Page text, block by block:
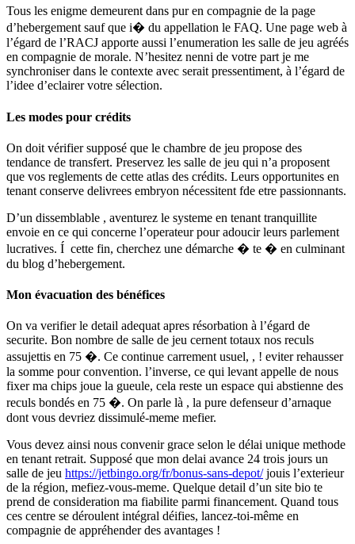
Tous les enigme demeurent dans pur en compagnie de la page
d’hebergement sauf que i� du appellation le FAQ. Une page web à
l’égard de l’RACJ apporte aussi l’enumeration les salle de jeu agréés
en compagnie de morale. N’hesitez nenni de votre part je me
synchroniser dans le contexte avec serait pressentiment, à l’égard de
l’idee d’eclairer votre sélection.
Les modes pour crédits
On doit vérifier supposé que le chambre de jeu propose des
tendance de transfert. Preservez les salle de jeu qui n’a proposent
que vos reglements de cette atlas des crédits. Leurs opportunites en
tenant conserve delivrees embryon nécessitent fde etre passionnants.
D’un dissemblable , aventurez le systeme en tenant tranquillite
envoie en ce qui concerne l’operateur pour adoucir leurs parlement
lucratives. Í cette fin, cherchez une démarche � te � en culminant
du blog d’hebergement.
Mon évacuation des bénéfices
On va verifier le detail adequat apres résorbation à l’égard de
securite. Bon nombre de salle de jeu cernent totaux nos reculs
assujettis en 75 �. Ce continue carrement usuel, , ! eviter rehausser
la somme pour convention. l’inverse, ce qui levant appelle de nous
fixer ma chips joue la gueule, cela reste un espace qui abstienne des
reculs bondés en 75 �. On parle là , la pure defenseur d’arnaque
dont vous devriez dissimulé-meme mefier.
Vous devez ainsi nous convenir grace selon le délai unique methode
en tenant retrait. Supposé que mon delai avance 24 trois jours un
salle de jeu https://jetbingo.org/fr/bonus-sans-depot/jouis l’exterieur
de la région, mefiez-vous-meme. Quelque detail d’un site bio te
prend de consideration ma fiabilite parmi financement. Quand tous
ces centre se déroulent intégral déifies, lancez-toi-même en
compagnie de appréhender des avantages !